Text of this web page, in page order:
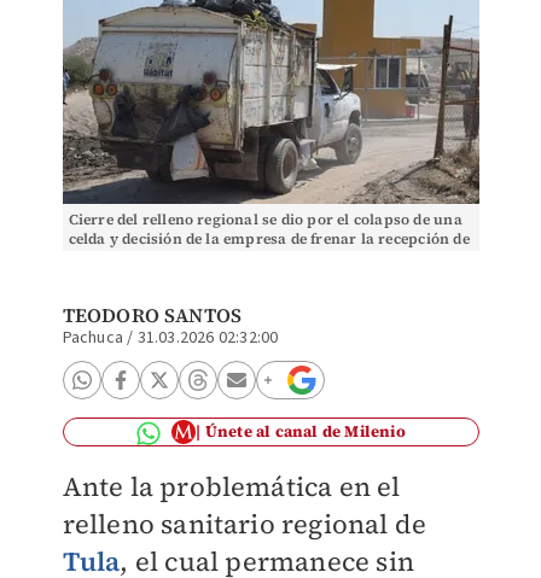
Cierre del relleno regional se dio por el colapso de una
celda y decisión de la empresa de frenar la recepción de
TEODORO SANTOS
Pachuca / 31.03.2026 02:32:00
Únete al canal de Milenio
Ante la problemática en el
relleno sanitario regional de
Tula, el cual permanece sin